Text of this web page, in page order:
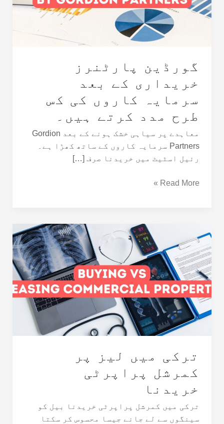
گورڈین پارٹنرز
خریداری کے بعد
سرمایہ کاروں کی کس
طرح مدد کرتے ہیں۔
معاہدے پر سیاہی خشک ہونے کے بعد Gordion
Partners سرمایہ کاروں کے ساتھ کھڑا ہے۔
رئیل اسٹیٹ میں خریدنا صرف […]
سرمایہ
کاروں
مدد
ہیں۔
Read More »
ترکی میں لیز پر
کمرشل پراپرٹی
خریدنا
ترکی میں کمرشل پراپرٹی خریدنا بیل کو
سینگوں سے لے جانے جیسا محسوس کر سکتا
میں
لیز
پر
کمرشل
پراپرٹی
خریدنا